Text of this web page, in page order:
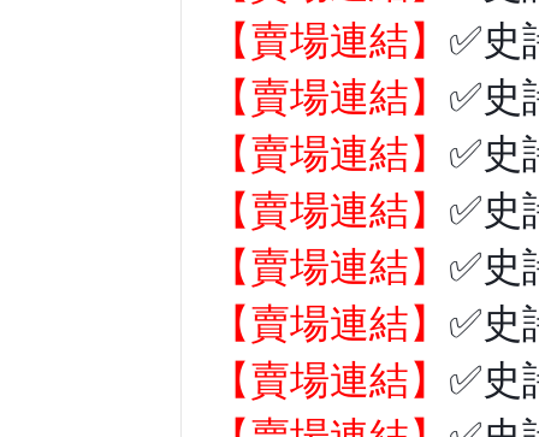
【賣場連結】 ✅史
【賣場連結】 ✅史
【賣場連結】 ✅史
【賣場連結】 ✅史
【賣場連結】 ✅史
【賣場連結】 ✅史
【賣場連結】 ✅史